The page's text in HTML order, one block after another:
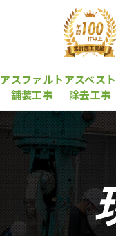
アスファルト
舗装工事
アスベスト
除去工事